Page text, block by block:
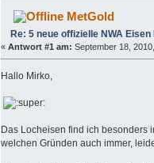
MetGold
Re: 5 neue offizielle NWA Eisen
« Antwort #1 am: September 18,
Hallo Mirko,
Das Locheisen find ich besonders
welchen Gründen auch immer,